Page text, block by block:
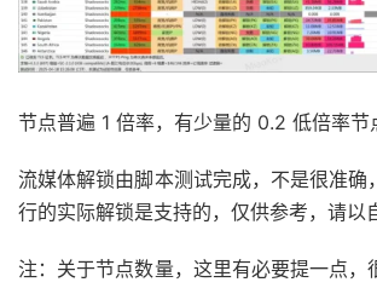
节点普遍 1 倍率，有少量的 0.2 低倍率节
流媒体解锁由脚本测试完成，不是很准确
行的实际解锁是支持的，仅供参考，请以
注：关于节点数量，这里有必要提一点，